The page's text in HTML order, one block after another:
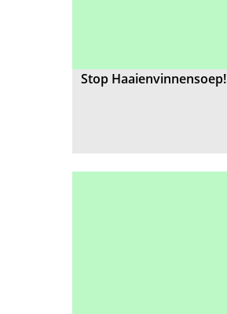
Stop Haaienvinnensoep!